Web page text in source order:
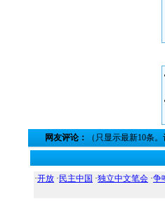
网友评论： （只显示最新10条
·开放 · 民主中国 ·独立中文笔会 ·争